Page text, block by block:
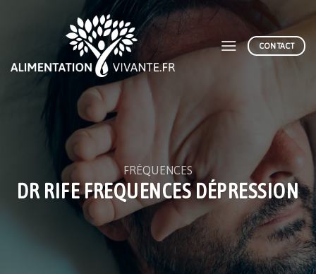
CONTACT
FRÉQUENCES
DR RIFE FREQUENCES DÉPRESSION